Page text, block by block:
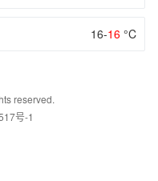
16-16 °C
reserved.
号-1